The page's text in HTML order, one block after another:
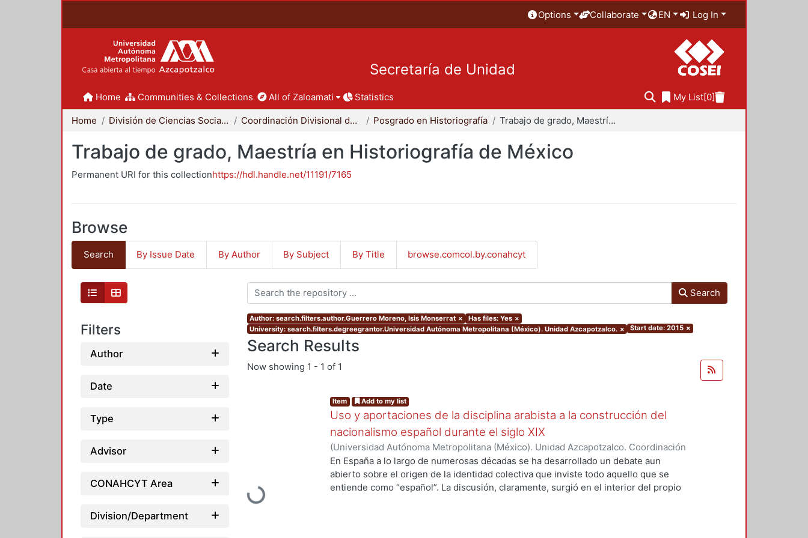
Options Collaborate EN Log In
Secretaría de Unidad
Home Communities & Collections All of Zaloamati Statistics My List[0]
Home División de Ciencias Sociales y Humanidades Coordinación Divisional de Posgrado Posgrado en Historiografía Trabajo de grado, Maestría en Historiografía de México
Trabajo de grado, Maestría en Historiografía de México
Permanent URI for this collectionhttps://hdl.handle.net/11191/7165
Browse
Search By Issue Date By Author By Subject By Title browse.comcol.by.conahcyt
Filters
Author
Date
Type
Advisor
CONAHCYT Area
Division/Department
Search
Author: search.filters.author.Guerrero Moreno, Isis Monserrat × Has files: Yes ×
University: search.filters.degreegrantor.Universidad Autónoma Metropolitana (México). Unidad Azcapotzalco. × Start date: 2015 ×
Search Results
Now showing 1 - 1 of 1
Loading...
Item Add to my list
Uso y aportaciones de la disciplina arabista a la construcción del
nacionalismo español durante el siglo XIX
(Universidad Autónoma Metropolitana (México). Unidad Azcapotzalco. Coordinación
de Servicios de Información.,2015-09)Guerrero Moreno, Isis Monserrat
En España a lo largo de numerosas décadas se ha desarrollado un debate aun
abierto sobre el origen de la identidad colectiva que inviste todo aquello que se
entiende como “español”. La discusión, claramente, surgió en el interior del propio